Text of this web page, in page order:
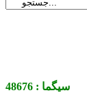
سیگما : 48676